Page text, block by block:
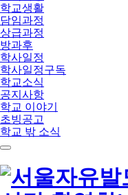
학교생활
담임과정
상급과정
방과후
학사일정
학사일정구독
학교소식
공지사항
학교 이야기
초빙공고
학교 밖 소식
메
뉴